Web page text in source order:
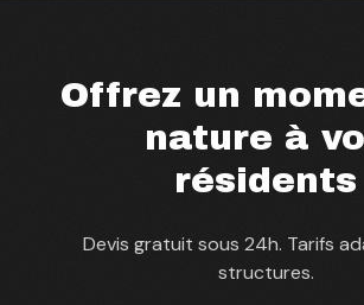
Offrez un
nature à
résidents
Devis gratuit sous 24h. Tarifs
structures.